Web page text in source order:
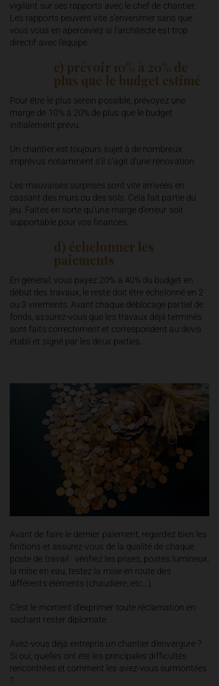
vigilant sur ses rapports avec le chef de chantier.
Les rapports peuvent vite s’envenimer sans que
vous vous en aperceviez si l’architecte est trop
directif avec l’équipe.
c) prévoir 10% à 20% de
plus que le budget estimé
Pour être le plus serein possible, prévoyez une
marge de 10% à 20% de plus que le budget
initialement prévu.
Un chantier est toujours sujet à de nombreux
imprévus notamment s’il s’agit d’une rénovation.
Les mauvaises surprises sont vite arrivées en
cassant des murs ou des sols. Cela fait partie du
jeu. Faites en sorte qu’une marge d’erreur soit
supportable pour vos finances.
d) échelonner les
paiements
En général, vous payez 20% à 40% du budget en
début des travaux, le reste doit être échelonné en 2
ou 3 virements. Avant chaque déblocage partiel de
fonds, assurez-vous que les travaux déjà terminés
sont faits correctement et correspondent au devis
établi et signé par les deux parties.
Avant de faire le dernier paiement, regardez bien les
finitions et assurez-vous de la qualité de chaque
poste de travail : vérifiez les prises, postes lumineux,
la mise en eau, testez la mise en route des
différents éléments (chaudière, etc…).
C’est le moment d’exprimer toute réclamation en
sachant rester diplomate.
Avez-vous déjà entrepris un chantier d’envergure ?
Si oui, quelles ont été les principales difficultés
rencontrées et comment les avez-vous surmontées
?